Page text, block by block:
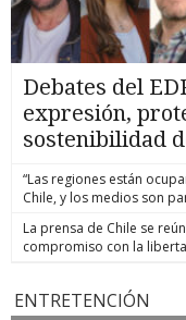
Debates del
expresión,
sostenibilidad
“Las regiones están
Chile, y los medios son
La prensa de Chile se
compromiso con la
ENTRETENCIÓN